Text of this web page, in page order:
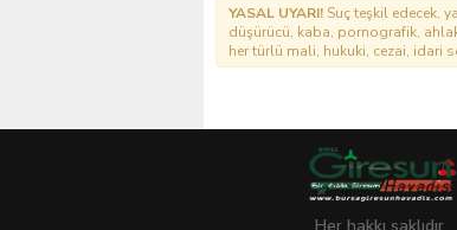
YASAL UYARI! Suç teşkil edecek,
düşürücü, kaba, pornografik,
her türlü mali, hukuki, cezai, idari